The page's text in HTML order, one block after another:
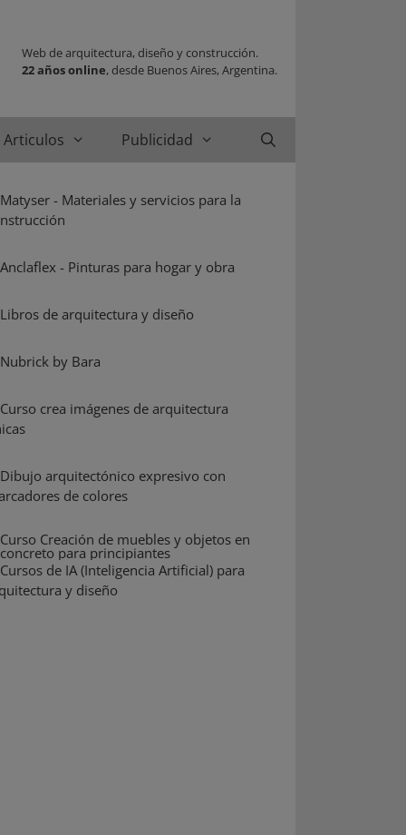
Web de arquitectura, diseño y construcción.
22 años online, desde Buenos Aires, Argentina.
Articulos Publicidad